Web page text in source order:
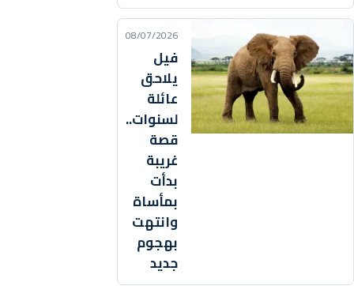
08/07/2026
فيل
يلاحق
عائلة
لسنوات..
قصة
غريبة
بدأت
بمأساة
وانتهت
بهجوم
جديد